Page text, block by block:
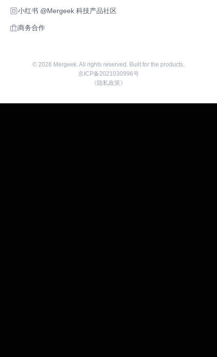
小红书 @Mergeek 科技产品社区
商务合作
© 2026 Mergeek. All rights reserved. Built for the products.
京ICP备2021030996号
《隐私政策》